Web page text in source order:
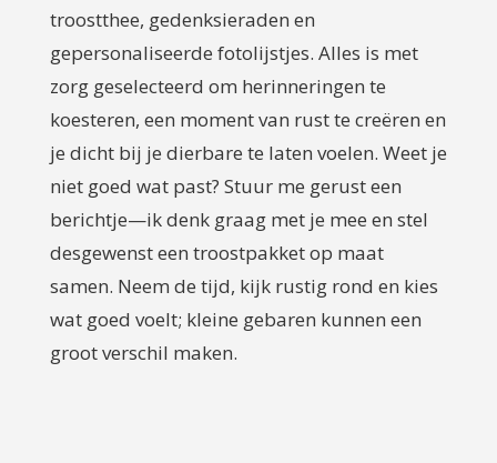
troostthee, gedenksieraden en
gepersonaliseerde fotolijstjes. Alles is met
zorg geselecteerd om herinneringen te
koesteren, een moment van rust te creëren en
je dicht bij je dierbare te laten voelen. Weet je
niet goed wat past? Stuur me gerust een
berichtje—ik denk graag met je mee en stel
desgewenst een troostpakket op maat
samen. Neem de tijd, kijk rustig rond en kies
wat goed voelt; kleine gebaren kunnen een
groot verschil maken.